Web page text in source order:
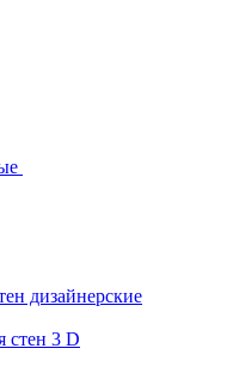
дизайнерские
стен 3 D